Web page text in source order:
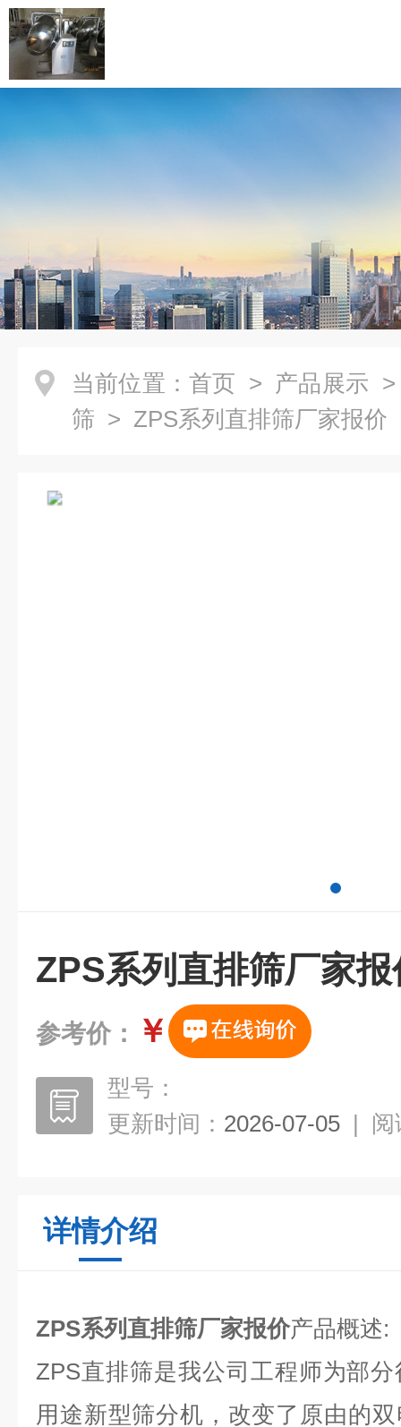
当前位置： 首页 > 产品展示
筛 > ZPS系列直排筛厂家报价
ZPS系列直排筛厂家报
参考价： ￥
型号：
更新时间： 2026-07-05 | 阅
详情介绍
ZPS系列直排筛厂家报价产品概述:
ZPS直排筛是我公司工程师为部
用途新型筛分机，改变了原由的